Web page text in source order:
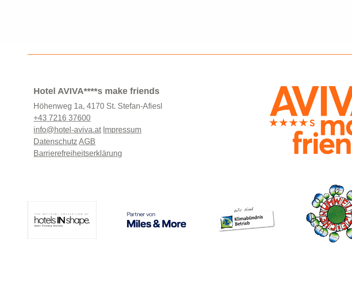
Hotel AVIVA****s make friends
Höhenweg 1a, 4170 St. Stefan-Afiesl
+43 7216 37600
info@hotel-aviva.at Impressum
Datenschutz AGB
Barrierefreiheitserklärung